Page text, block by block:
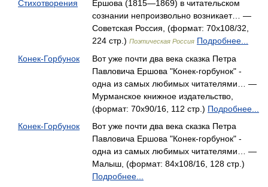
Стихотворения
Ершова (1815—1869) в читательском
сознании непроизвольно возникает… —
Советская Россия, (формат: 70x108/32,
224 стр.) Поэтическая Россия Подробнее...
Конек-Горбунок
Вот уже почти два века сказка Петра
Павловича Ершова "Конек-горбунок" -
одна из самых любимых читателями… —
Мурманское книжное издательство,
(формат: 70x90/16, 112 стр.) Подробнее...
Конек-Горбунок
Вот уже почти два века сказка Петра
Павловича Ершова "Конек-горбунок" -
одна из самых любимых читателями… —
Малыш, (формат: 84x108/16, 128 стр.)
Подробнее...